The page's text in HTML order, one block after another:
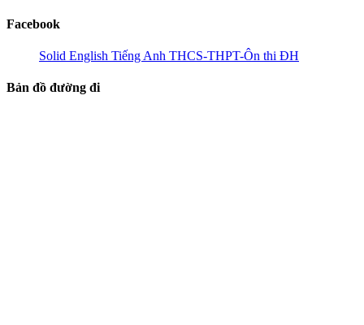
Facebook
Solid English Tiếng Anh THCS-THPT-Ôn thi ĐH
Bản đồ đường đi